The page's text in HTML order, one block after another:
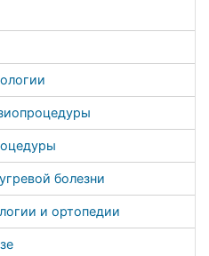
болезни
и ортопедии